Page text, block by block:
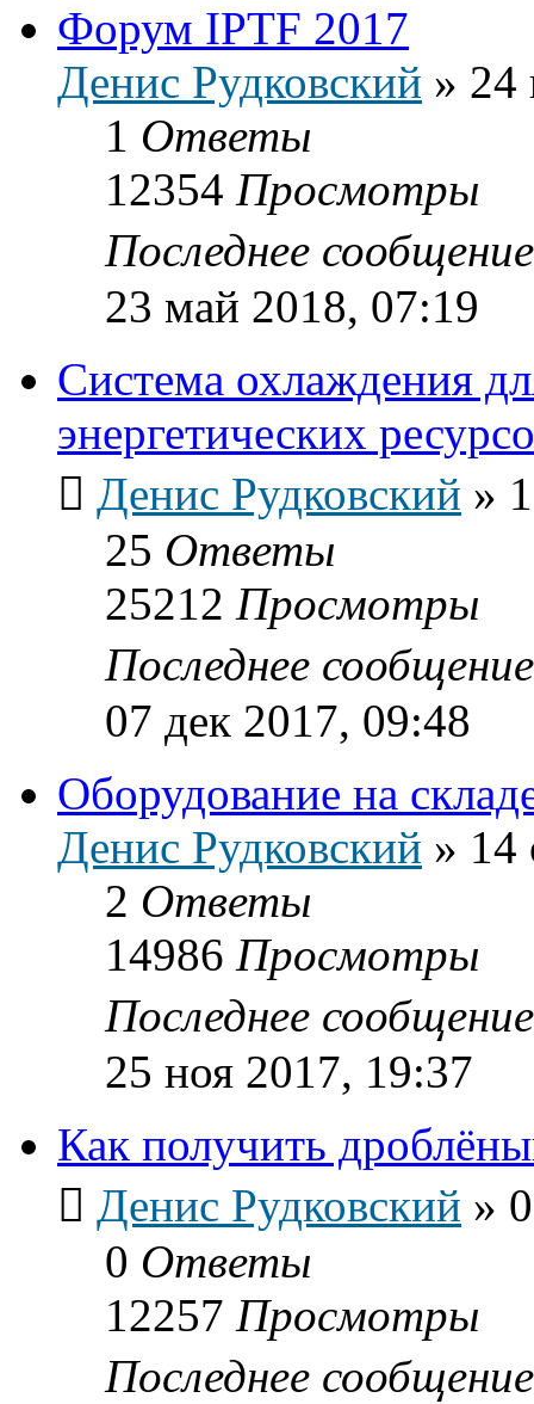
Форум IPTF 2017
Денис Рудковский » 24
1 Ответы
12354 Просмотры
Последнее
23 май 2018, 07:19
Система охлаждения
энергетических
Денис Рудковский »
25 Ответы
25212 Просмотры
Последнее
07 дек 2017, 09:48
Оборудование на
Денис Рудковский » 14
2 Ответы
14986 Просмотры
Последнее
25 ноя 2017, 19:37
Как получить
Денис Рудковский »
0 Ответы
12257 Просмотры
Последнее